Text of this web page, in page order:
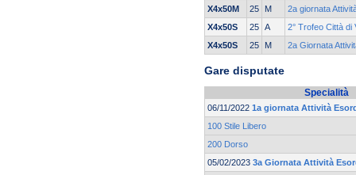
X4x50M
25 M
2a giornata
X4x50S
25 A
2° Trofeo Città di
X4x50S
25 M 2a Giornata
Gare disputate
Specialità
06/11/2022 1a giornata Attività
100 Stile Libero
200 Dorso
05/02/2023 3a Giornata Attività